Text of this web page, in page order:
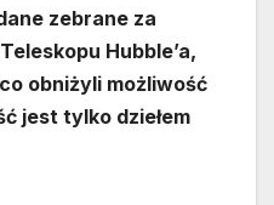
zebrane za
Hubble’a,
obniżyli możliwość
jest tylko dziełem